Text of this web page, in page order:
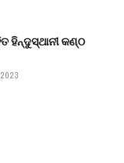
ହିନ୍ଦୁସ୍ଥାନୀ କଣ୍ଠ